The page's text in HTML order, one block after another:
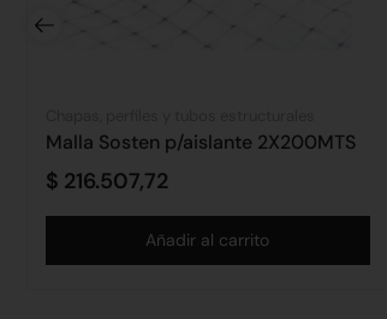
Malla Sosten p/aislante 2X200MTS
$ 216.507,72
Añadir al carrito